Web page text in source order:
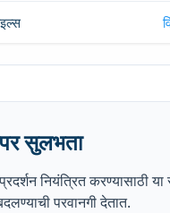
सुलभता
नियंत्रित करण्यासाठी
परवानगी देतात.